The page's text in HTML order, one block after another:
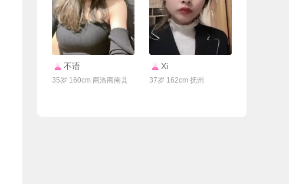
不语
35岁 160cm 商洛商南县
Xi
37岁 162cm 抚州